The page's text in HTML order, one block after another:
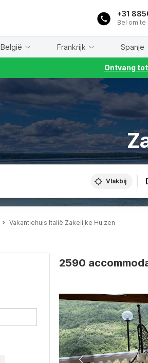
+31
Bel om
België Frankrijk Spanje
Ontvang
Vlakbij
Vakantiehuis Italië Zakelijke Huizen
2590